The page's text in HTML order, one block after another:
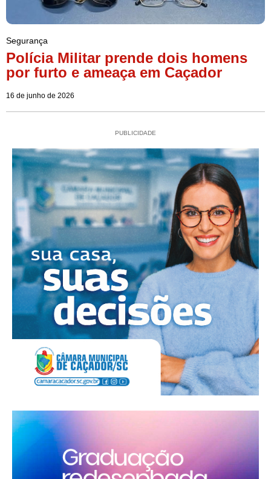
Segurança
Polícia Militar prende dois homens
por furto e ameaça em Caçador
16 de junho de 2026
PUBLICIDADE